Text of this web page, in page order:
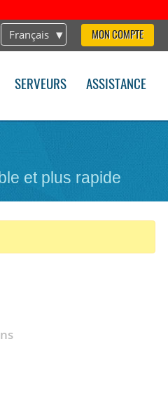
Français MON COMPTE
SERVEURS ASSISTANCE
et plus rapide